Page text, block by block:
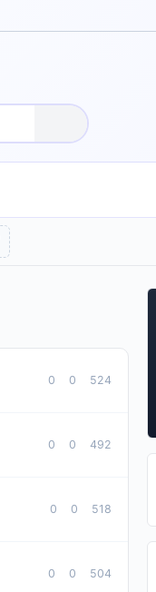
0 0 524
0 0 492
0 0 518
0 0 504